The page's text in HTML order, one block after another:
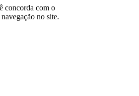
concorda com o
no site.